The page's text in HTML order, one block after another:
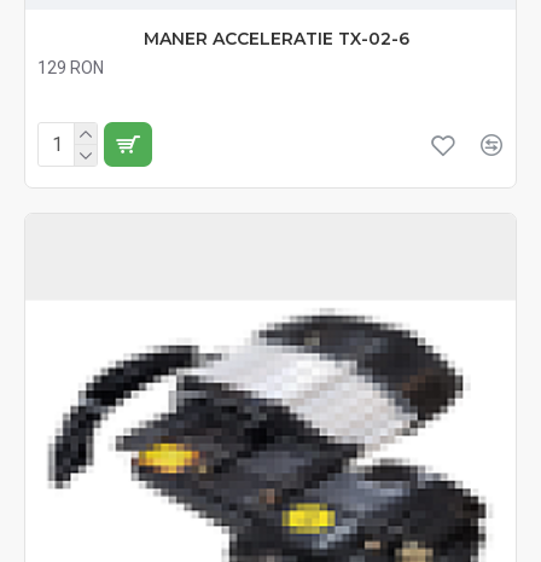
MANER ACCELERATIE TX-02-6
129 RON